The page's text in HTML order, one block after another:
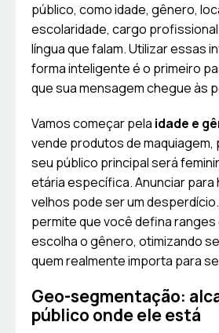
público, como idade, gênero,
escolaridade, cargo
língua que falam. Utilizar essas
forma inteligente é o primeiro
que sua mensagem chegue às
Vamos começar pela idade e
vende produtos de
seu público principal será
etária específica. Anunciar para
velhos pode ser um
permite que você defina ranges
escolha o gênero, otimizando
quem realmente importa para
Geo-segmentação:
público onde ele está